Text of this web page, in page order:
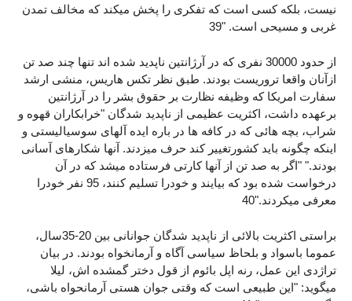
نیست، بلکه کسی است که تفکری را پخش میکند که مخالف تمدن
غربی و مسیحی است. "39
از حدود 30000 نفری که در آرژانتین ناپدید شده اند تنها چند صد تن
ازآنان واقعا تروریست بودند. طبق نظر تکس هاریس، منشی ارشد
سفارت امریکا که وظیفه نظارت بر حقوق بشر را در آرژانتین
برعهده داشت، اکثریت عظیمی از ناپدید شدگان "خرابکاران قهوه و
شراب، بچه هائی که در کافه ها در باره ایده آلهای سوسیالیستی و
اینکه چگونه باید کشورتغییر کند حرف میزدند. آنها شکارهای آسانی
بودند." "اگر به صد تن از آنها کارتی فرستاده میشد که در آن
درخواست شده بود که بیایند و خودرا تسلیم کنند، 95 نفر خودرا
معرفی میکردند."40
براستی اکثریت بالائی از ناپدید شدگان جوانانی بین 20-35سال،
عموما باسواد و بلحاظ سیاسی آگاه و آرمانخواه بودند. در بیان
تراژدی این عمل، رنه اپل بائوم از قول دختر گمشده اش، لیلا
میگوید: "این طبیعی است که وقتی جوان هستی آرمانحواه باشی،